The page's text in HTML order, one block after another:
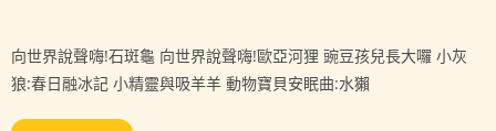
向世界說聲嗨!石斑龜 向世界說聲嗨!歐亞河狸 豌豆孩兒長大囉 小灰
狼:春日融冰記 小精靈與吸羊羊 動物寶貝安眠曲:水獺